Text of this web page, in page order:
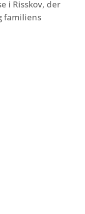
i Risskov, der
familiens